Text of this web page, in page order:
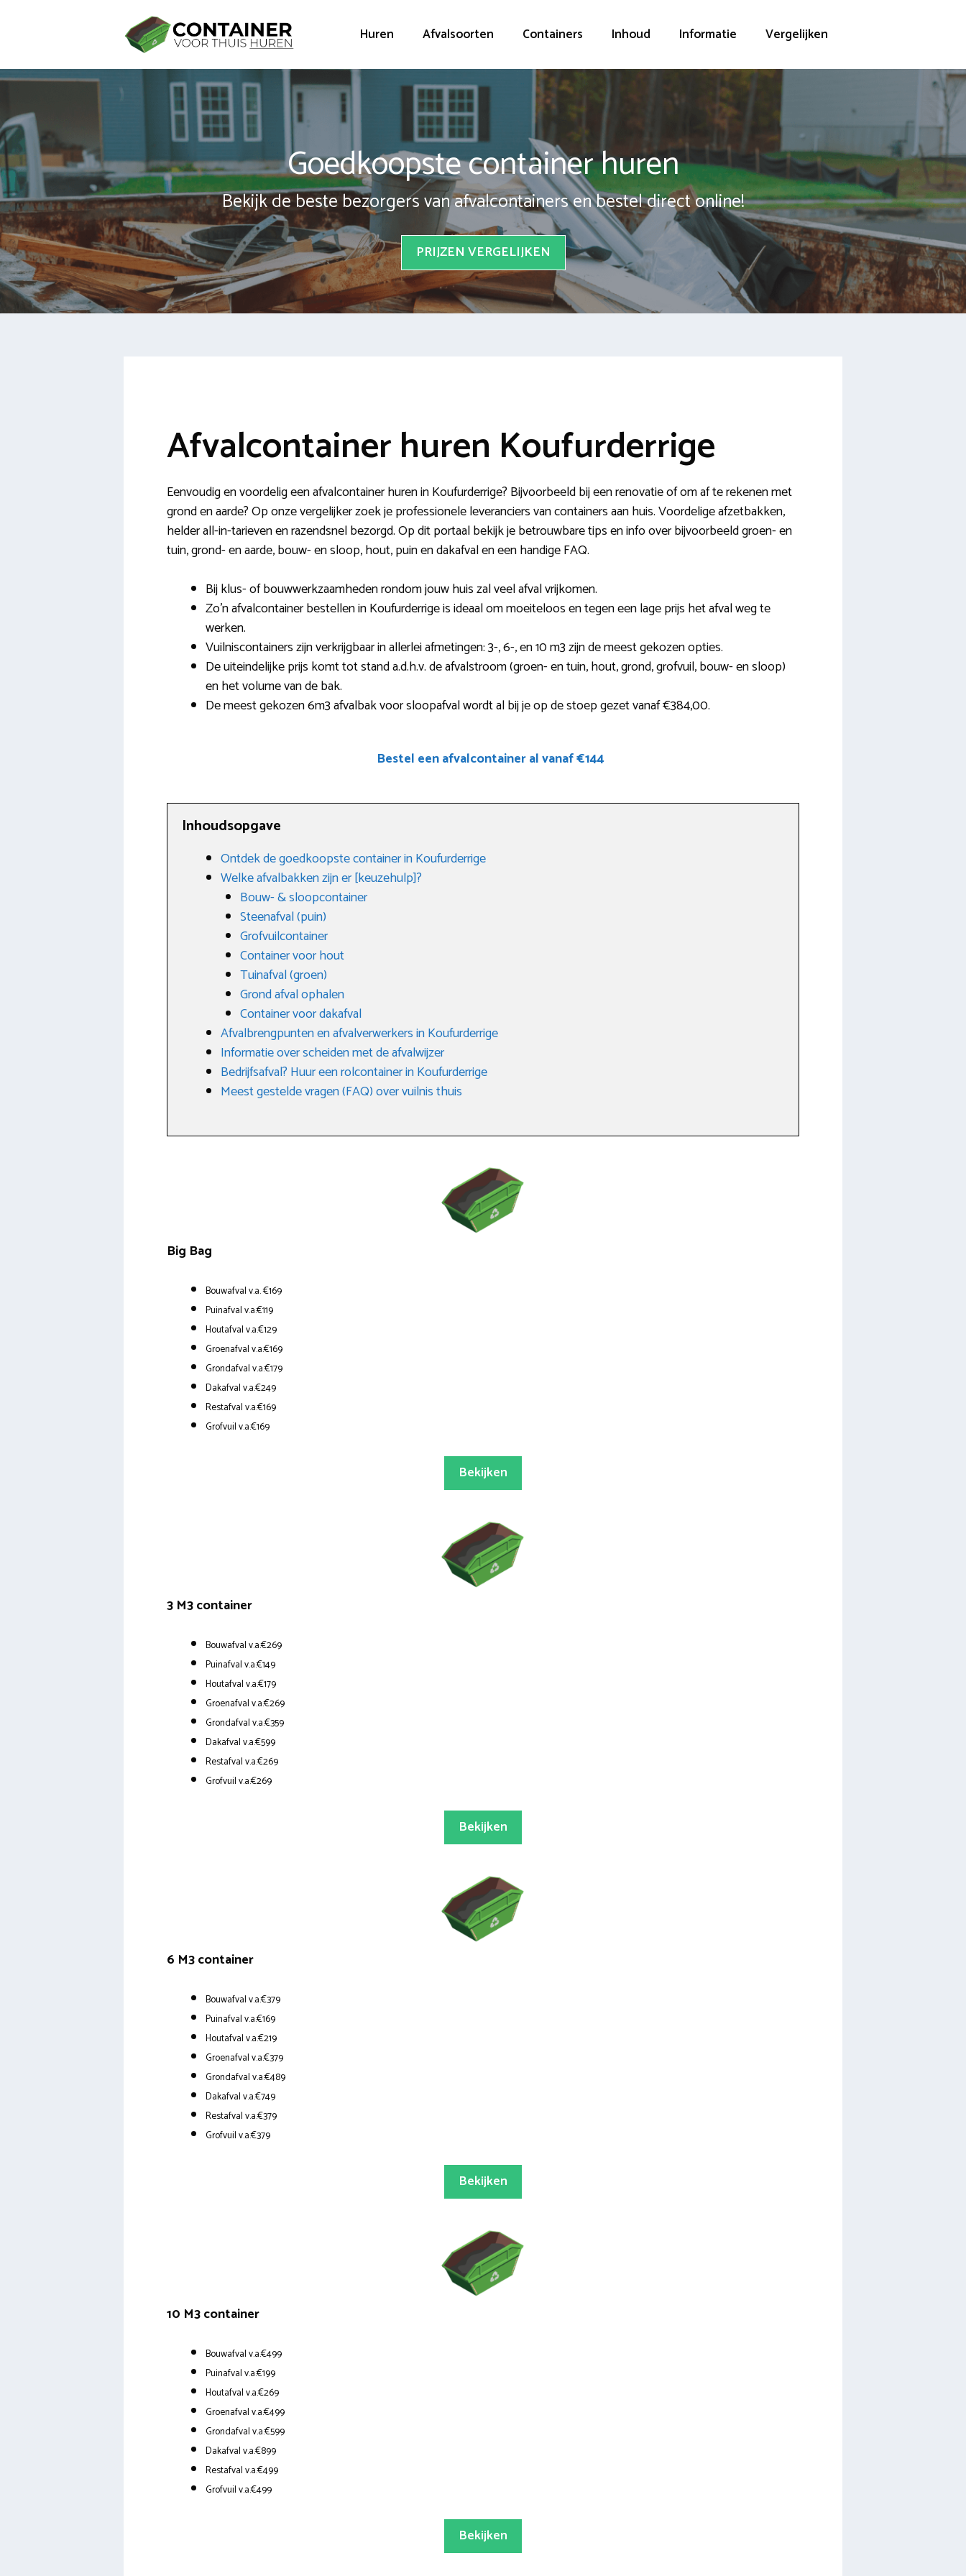
Huren Afvalsoorten Containers Inhoud Informatie Vergelijken
Goedkoopste container huren
Bekijk de beste bezorgers van afvalcontainers en bestel direct online!
PRIJZEN VERGELIJKEN
Afvalcontainer huren Koufurderrige
Eenvoudig en voordelig een afvalcontainer huren in Koufurderrige? Bijvoorbeeld bij een renovatie of om af te rekenen met
grond en aarde? Op onze vergelijker zoek je professionele leveranciers van containers aan huis. Voordelige afzetbakken,
helder all-in-tarieven en razendsnel bezorgd. Op dit portaal bekijk je betrouwbare tips en info over bijvoorbeeld groen- en
tuin, grond- en aarde, bouw- en sloop, hout, puin en dakafval en een handige FAQ.
Bij klus- of bouwwerkzaamheden rondom jouw huis zal veel afval vrijkomen.
Zo’n afvalcontainer bestellen in Koufurderrige is ideaal om moeiteloos en tegen een lage prijs het afval weg te
werken.
Vuilniscontainers zijn verkrijgbaar in allerlei afmetingen: 3-, 6-, en 10 m3 zijn de meest gekozen opties.
De uiteindelijke prijs komt tot stand a.d.h.v. de afvalstroom (groen- en tuin, hout, grond, grofvuil, bouw- en sloop)
en het volume van de bak.
De meest gekozen 6m3 afvalbak voor sloopafval wordt al bij je op de stoep gezet vanaf €384,00.
Bestel een afvalcontainer al vanaf €144
Inhoudsopgave
Ontdek de goedkoopste container in Koufurderrige
Welke afvalbakken zijn er [keuzehulp]?
Bouw- & sloopcontainer
Steenafval (puin)
Grofvuilcontainer
Container voor hout
Tuinafval (groen)
Grond afval ophalen
Container voor dakafval
Afvalbrengpunten en afvalverwerkers in Koufurderrige
Informatie over scheiden met de afvalwijzer
Bedrijfsafval? Huur een rolcontainer in Koufurderrige
Meest gestelde vragen (FAQ) over vuilnis thuis
Big Bag
Bouwafval v.a. €169
Puinafval v.a.€119
Houtafval v.a.€129
Groenafval v.a.€169
Grondafval v.a.€179
Dakafval v.a.€249
Restafval v.a.€169
Grofvuil v.a.€169
Bekijken
3 M3 container
Bouwafval v.a.€269
Puinafval v.a.€149
Houtafval v.a.€179
Groenafval v.a.€269
Grondafval v.a.€359
Dakafval v.a.€599
Restafval v.a.€269
Grofvuil v.a.€269
Bekijken
6 M3 container
Bouwafval v.a.€379
Puinafval v.a.€169
Houtafval v.a.€219
Groenafval v.a.€379
Grondafval v.a.€489
Dakafval v.a.€749
Restafval v.a.€379
Grofvuil v.a.€379
Bekijken
10 M3 container
Bouwafval v.a.€499
Puinafval v.a.€199
Houtafval v.a.€269
Groenafval v.a.€499
Grondafval v.a.€599
Dakafval v.a.€899
Restafval v.a.€499
Grofvuil v.a.€499
Bekijken